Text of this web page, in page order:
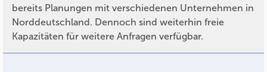
bereits Planungen mit verschiedenen Unternehmen in
Norddeutschland. Dennoch sind weiterhin freie
Kapazitäten für weitere Anfragen verfügbar.